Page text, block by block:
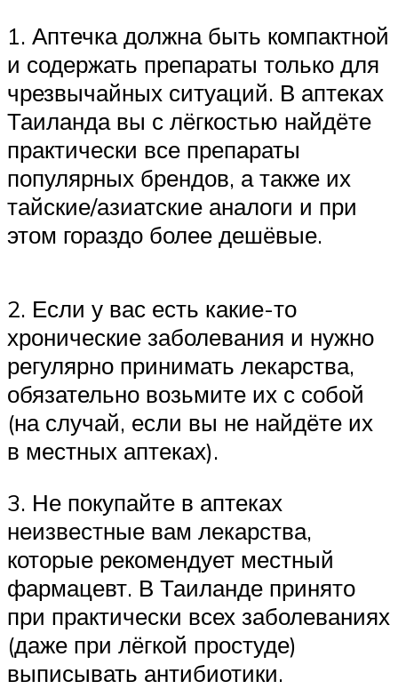
1. Аптечка должна быть компактной
и содержать препараты только для
чрезвычайных ситуаций. В аптеках
Таиланда вы с лёгкостью найдёте
практически все препараты
популярных брендов, а также их
тайские/азиатские аналоги и при
этом гораздо более дешёвые.
2. Если у вас есть какие-то
хронические заболевания и нужно
регулярно принимать лекарства,
обязательно возьмите их с собой
(на случай, если вы не найдёте их
в местных аптеках).
3. Не покупайте в аптеках
неизвестные вам лекарства,
которые рекомендует местный
фармацевт. В Таиланде принято
при практически всех заболеваниях
(даже при лёгкой простуде)
выписывать антибиотики.